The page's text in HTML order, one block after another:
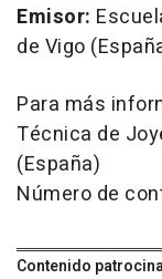
Emisor:
de Vigo
Para más
Técnica de
(España)
Número de
Contenido